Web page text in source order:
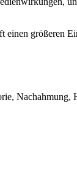
größeren